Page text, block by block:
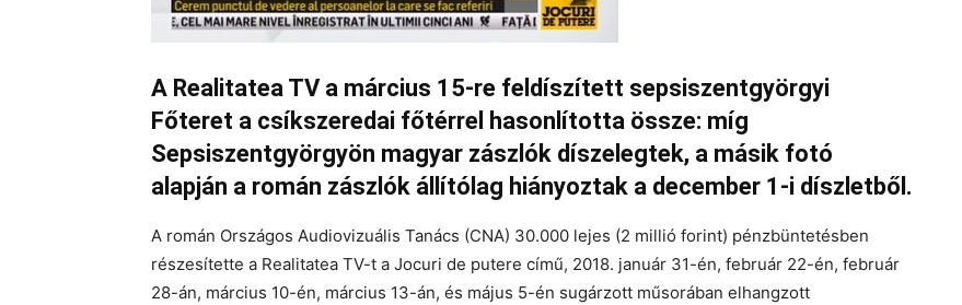
A Realitatea TV a március 15-re feldíszített sepsiszentgyörgyi
Főteret a csíkszeredai főtérrel hasonlította össze: míg
Sepsiszentgyörgyön magyar zászlók díszelegtek, a másik fotó
alapján a román zászlók állítólag hiányoztak a december 1-i díszletből.
A román Országos Audiovizuális Tanács (CNA) 30.000 lejes (2 millió forint) pénzbüntetésben
részesítette a Realitatea TV-t a Jocuri de putere című, 2018. január 31-én, február 22-én, február
28-án, március 10-én, március 13-án, és május 5-én sugárzott műsorában elhangzott